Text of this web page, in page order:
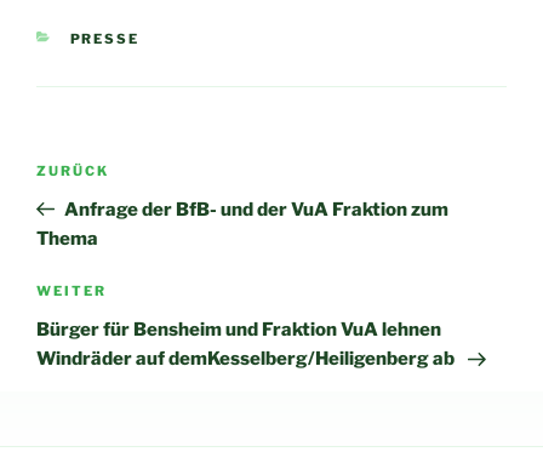
KATEGORIEN
PRESSE
Beitragsnavigation
Vorheriger
Beitrag
ZURÜCK
Anfrage der BfB- und der VuA Fraktion zum
Thema
Nächster
Beitrag
WEITER
Bürger für Bensheim und Fraktion VuA lehnen
Windräder auf demKesselberg/Heiligenberg ab